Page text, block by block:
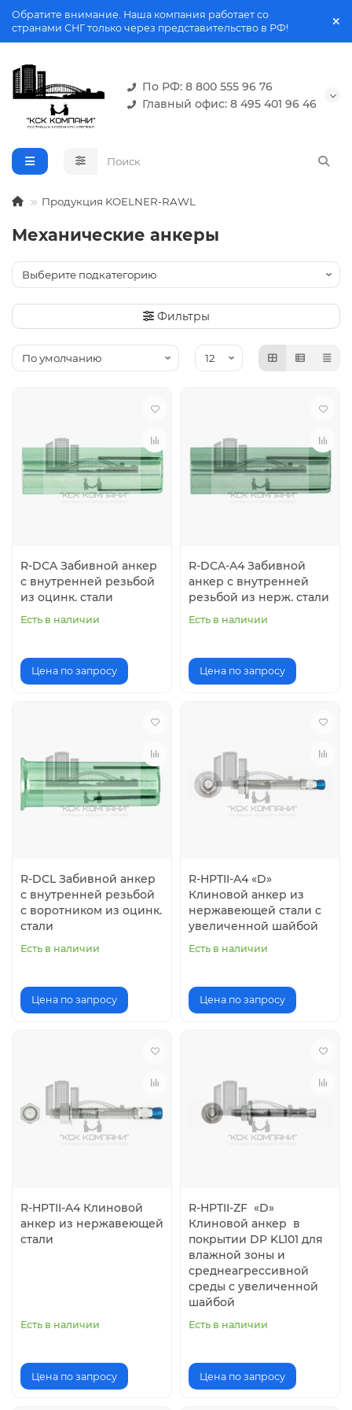
Обратите внимание. Наша компания работает со
странами СНГ только через представительство в РФ!
По РФ: 8 800 555 96 76
Главный офис: 8 495 401 96 46
Продукция KOELNER-RAWL
Механические анкеры
Фильтры
R-DCA Забивной анкер
с внутренней резьбой
из оцинк. стали
Есть в наличии
Цена по запросу
R-DCA-A4 Забивной
анкер с внутренней
резьбой из нерж. стали
Есть в наличии
Цена по запросу
R-DCL Забивной анкер
с внутренней резьбой
с воротником из оцинк.
стали
Есть в наличии
Цена по запросу
R-HPTII-A4 «D»
Клиновой анкер из
нержавеющей стали c
увеличенной шайбой
Есть в наличии
Цена по запросу
R-HPTII-A4 Клиновой
анкер из нержавеющей
стали
Есть в наличии
Цена по запросу
R-HPTII-ZF «D»
Клиновой анкер в
покрытии DP KL101 для
влажной зоны и
среднеагрессивной
среды с увеличенной
шайбой
Есть в наличии
Цена по запросу